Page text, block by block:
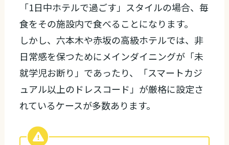
「1日中ホテルで過ごす」スタイルの場合、毎
食をその施設内で食べることになります。
しかし、六本木や赤坂の高級ホテルでは、非
日常感を保つためにメインダイニングが「未
就学児お断り」であったり、「スマートカジ
ュアル以上のドレスコード」が厳格に設定さ
れているケースが多数あります。